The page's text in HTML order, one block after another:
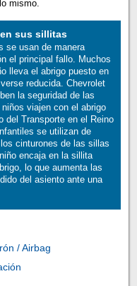
mismo.
sus sillitas
se usan de manera
el principal fallo. Muchos
lleva el abrigo puesto en
reducida. Chevrolet
la seguridad de las
viajen con el abrigo
del Transporte en el Reino
se utilizan de
cinturones de las sillas
encaja en la sillita
lo que aumenta las
del asiento ante una
/ Airbag